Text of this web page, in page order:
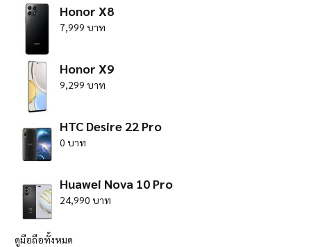
Honor X8
7,999 บาท
Honor X9
9,299 บาท
HTC Desire 22 Pro
0 บาท
Huawei Nova 10 Pro
24,990 บาท
ดูมือถือทั้งหมด